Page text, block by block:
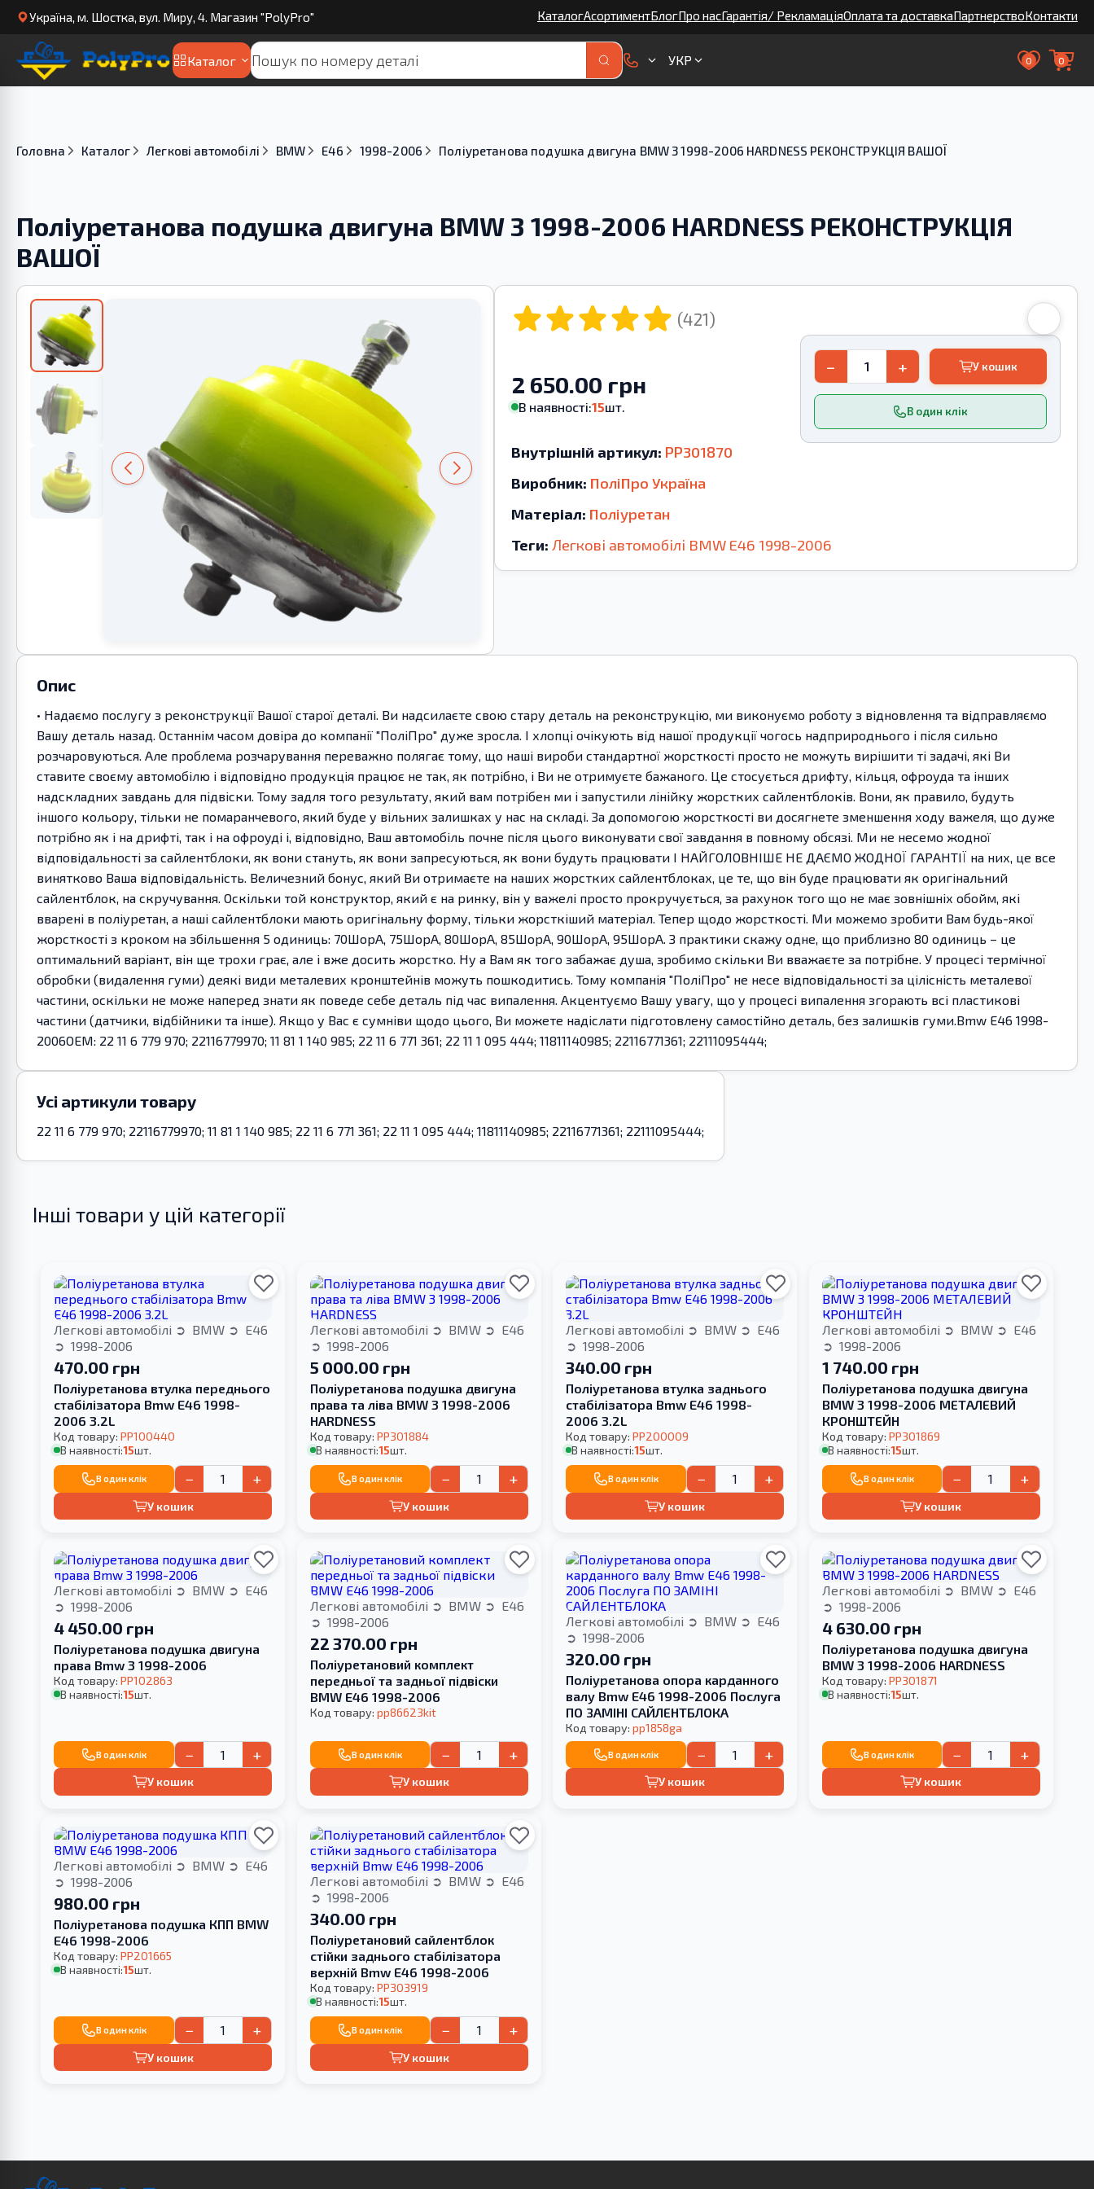
Українa, м. Шостка, вул. Миру, 4. Магазин "PolyPro" КаталогАсортиментБлогПро насГарантія/ РекламаціяОплата та доставкаПартнерствоКонтакти
Каталог УКР 0 0
Головна Каталог Легкові автомобілі BMW E46 1998-2006 Поліуретанова подушка двигуна BMW 3 1998-2006 HARDNESS РЕКОНСТРУКЦІЯ ВАШОЇ
Поліуретанова подушка двигуна BMW 3 1998-2006 HARDNESS РЕКОНСТРУКЦІЯ
ВАШОЇ
(421)
2 650.00 грн
В наявності:15шт. В один клік
− + У кошик
Внутрішній артикул: PP301870
Виробник: ПоліПро Україна
Матеріал: Поліуретан
Теги: Легкові автомобілі BMW E46 1998-2006
Опис
• Надаємо послугу з реконструкції Вашої старої деталі. Ви надсилаєте свою стару деталь на реконструкцію, ми виконуємо роботу з відновлення та відправляємо
Вашу деталь назад. Останнім часом довіра до компанії "ПоліПро" дуже зросла. І хлопці очікують від нашої продукції чогось надприроднього і після сильно
розчаровуються. Але проблема розчарування переважно полягає тому, що наші вироби стандартної жорсткості просто не можуть вирішити ті задачі, які Ви
ставите своєму автомобілю і відповідно продукція працює не так, як потрібно, і Ви не отримуєте бажаного. Це стосується дрифту, кільця, офроуда та інших
надскладних завдань для підвіски. Тому задля того результату, який вам потрібен ми і запустили лінійку жорстких сайлентблоків. Вони, як правило, будуть
іншого кольору, тільки не помаранчевого, який буде у вільних залишках у нас на складі. За допомогою жорсткості ви досягнете зменшення ходу важеля, що дуже
потрібно як і на дрифті, так і на офроуді і, відповідно, Ваш автомобіль почне після цього виконувати свої завдання в повному обсязі. Ми не несемо жодної
відповідальності за сайлентблоки, як вони стануть, як вони запресуються, як вони будуть працювати І НАЙГОЛОВНІШЕ НЕ ДАЄМО ЖОДНОЇ ГАРАНТІЇ на них, це все
винятково Ваша відповідальність. Величезний бонус, який Ви отримаєте на наших жорстких сайлентблоках, це те, що він буде працювати як оригінальний
сайлентблок, на скручування. Оскільки той конструктор, який є на ринку, він у важелі просто прокручується, за рахунок того що не має зовнішніх обойм, які
вварені в поліуретан, а наші сайлентблоки мають оригінальну форму, тільки жорсткіший матеріал. Тепер щодо жорсткості. Ми можемо зробити Вам будь-якої
жорсткості з кроком на збільшення 5 одиниць: 70ШорА, 75ШорА, 80ШорА, 85ШорА, 90ШорА, 95ШорА. З практики скажу одне, що приблизно 80 одиниць – це
оптимальний варіант, він ще трохи грає, але і вже досить жорстко. Ну а Вам як того забажає душа, зробимо скільки Ви вважаєте за потрібне. У процесі термічної
обробки (видалення гуми) деякі види металевих кронштейнів можуть пошкодитись. Тому компанія "ПоліПро" не несе відповідальності за цілісність металевої
частини, оскільки не може наперед знати як поведе себе деталь під час випалення. Акцентуємо Вашу увагу, що у процесі випалення згорають всі пластикові
частини (датчики, відбійники та інше). Якщо у Вас є сумніви щодо цього, Ви можете надіслати підготовлену самостійно деталь, без залишків гуми.Bmw E46 1998-
2006OEM: 22 11 6 779 970; 22116779970; 11 81 1 140 985; 22 11 6 771 361; 22 11 1 095 444; 11811140985; 22116771361; 22111095444;
Усі артикули товару
22 11 6 779 970; 22116779970; 11 81 1 140 985; 22 11 6 771 361; 22 11 1 095 444; 11811140985; 22116771361; 22111095444;
Інші товари у цій категорії
Легкові автомобілі BMW
E46
1998-2006
470.00 грн
Поліуретанова втулка переднього
стабілізатора Bmw E46 1998-
2006 3.2L
Код товару:PP100440
В наявності:15шт.
В один клік − +
У кошик
Легкові автомобілі BMW
E46
1998-2006
5 000.00 грн
Поліуретанова подушка двигуна
права та ліва BMW 3 1998-2006
HARDNESS
Код товару: PP301884
В наявності:15шт.
В один клік − +
У кошик
Легкові автомобілі BMW
E46
1998-2006
340.00 грн
Поліуретанова втулка заднього
стабілізатора Bmw E46 1998-
2006 3.2L
Код товару:PP200009
В наявності:15шт.
В один клік − +
У кошик
Легкові автомобілі BMW
E46
1998-2006
1 740.00 грн
Поліуретанова подушка двигуна
BMW 3 1998-2006 МЕТАЛЕВИЙ
КРОНШТЕЙН
Код товару: PP301869
В наявності:15шт.
В один клік − +
У кошик
Легкові автомобілі BMW
E46
1998-2006
4 450.00 грн
Поліуретанова подушка двигуна
права Bmw 3 1998-2006
Код товару:PP102863
В наявності:15шт.
В один клік − +
У кошик
Легкові автомобілі BMW
E46
1998-2006
22 370.00 грн
Поліуретановий комплект
передньої та задньої підвіски
BMW E46 1998-2006
Код товару: pp86623kit
В один клік − +
У кошик
Легкові автомобілі BMW
E46
1998-2006
320.00 грн
Поліуретанова опора карданного
валу Bmw E46 1998-2006 Послуга
ПО ЗАМІНІ САЙЛЕНТБЛОКА
Код товару:pp1858ga
В один клік − +
У кошик
Легкові автомобілі BMW
E46
1998-2006
4 630.00 грн
Поліуретанова подушка двигуна
BMW 3 1998-2006 HARDNESS
Код товару: PP301871
В наявності:15шт.
В один клік − +
У кошик
Легкові автомобілі BMW
E46
1998-2006
980.00 грн
Поліуретанова подушка КПП BMW
E46 1998-2006
Код товару:PP201665
В наявності:15шт.
В один клік − +
У кошик
Легкові автомобілі BMW
E46
1998-2006
340.00 грн
Поліуретановий сайлентблок
стійки заднього стабілізатора
верхній Bmw E46 1998-2006
Код товару: PP303919
В наявності:15шт.
В один клік − +
У кошик